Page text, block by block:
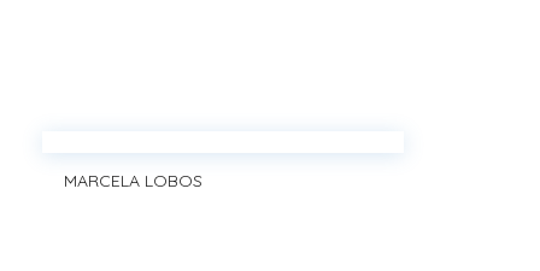
MARCELA LOBOS